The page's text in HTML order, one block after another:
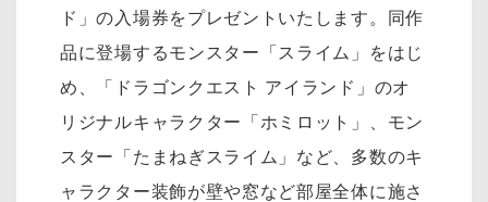
ド」の入場券をプレゼントいたします。同作
品に登場するモンスター「スライム」をはじ
め、「ドラゴンクエスト アイランド」のオ
リジナルキャラクター「ホミロット」、モン
スター「たまねぎスライム」など、多数のキ
ャラクター装飾が壁や窓など部屋全体に施さ